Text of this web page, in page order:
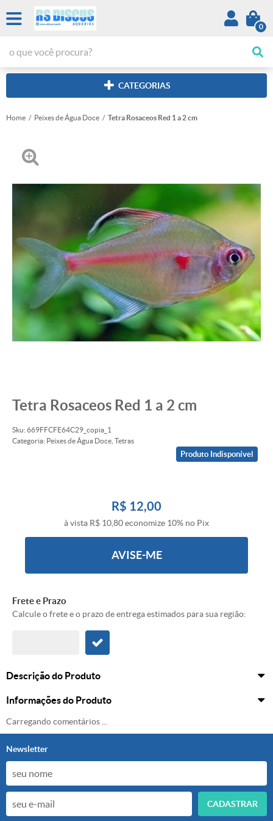
0
CATEGORIAS
Home Peixes de Água Doce Tetra Rosaceos Red 1 a 2 cm
Tetra Rosaceos Red 1 a 2 cm
Sku: 669FFCFE64C29_copia_1
Categoria: Peixes de Água Doce Tetras
Produto Indisponível
R$ 12,00
à vista R$ 10,80economize 10% no Pix
AVISE-ME
Frete e Prazo
Calcule o frete e o prazo de entrega estimados para sua região:
Descrição do Produto
Informações do Produto
Carregando comentários ...
Newsletter
CADASTRAR